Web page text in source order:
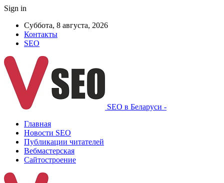
Sign in
Суббота, 8 августа, 2026
Контакты
SEO
SEO в Беларуси -
Главная
Новости SEO
Публикации читателей
Вебмастерская
Сайтостроение